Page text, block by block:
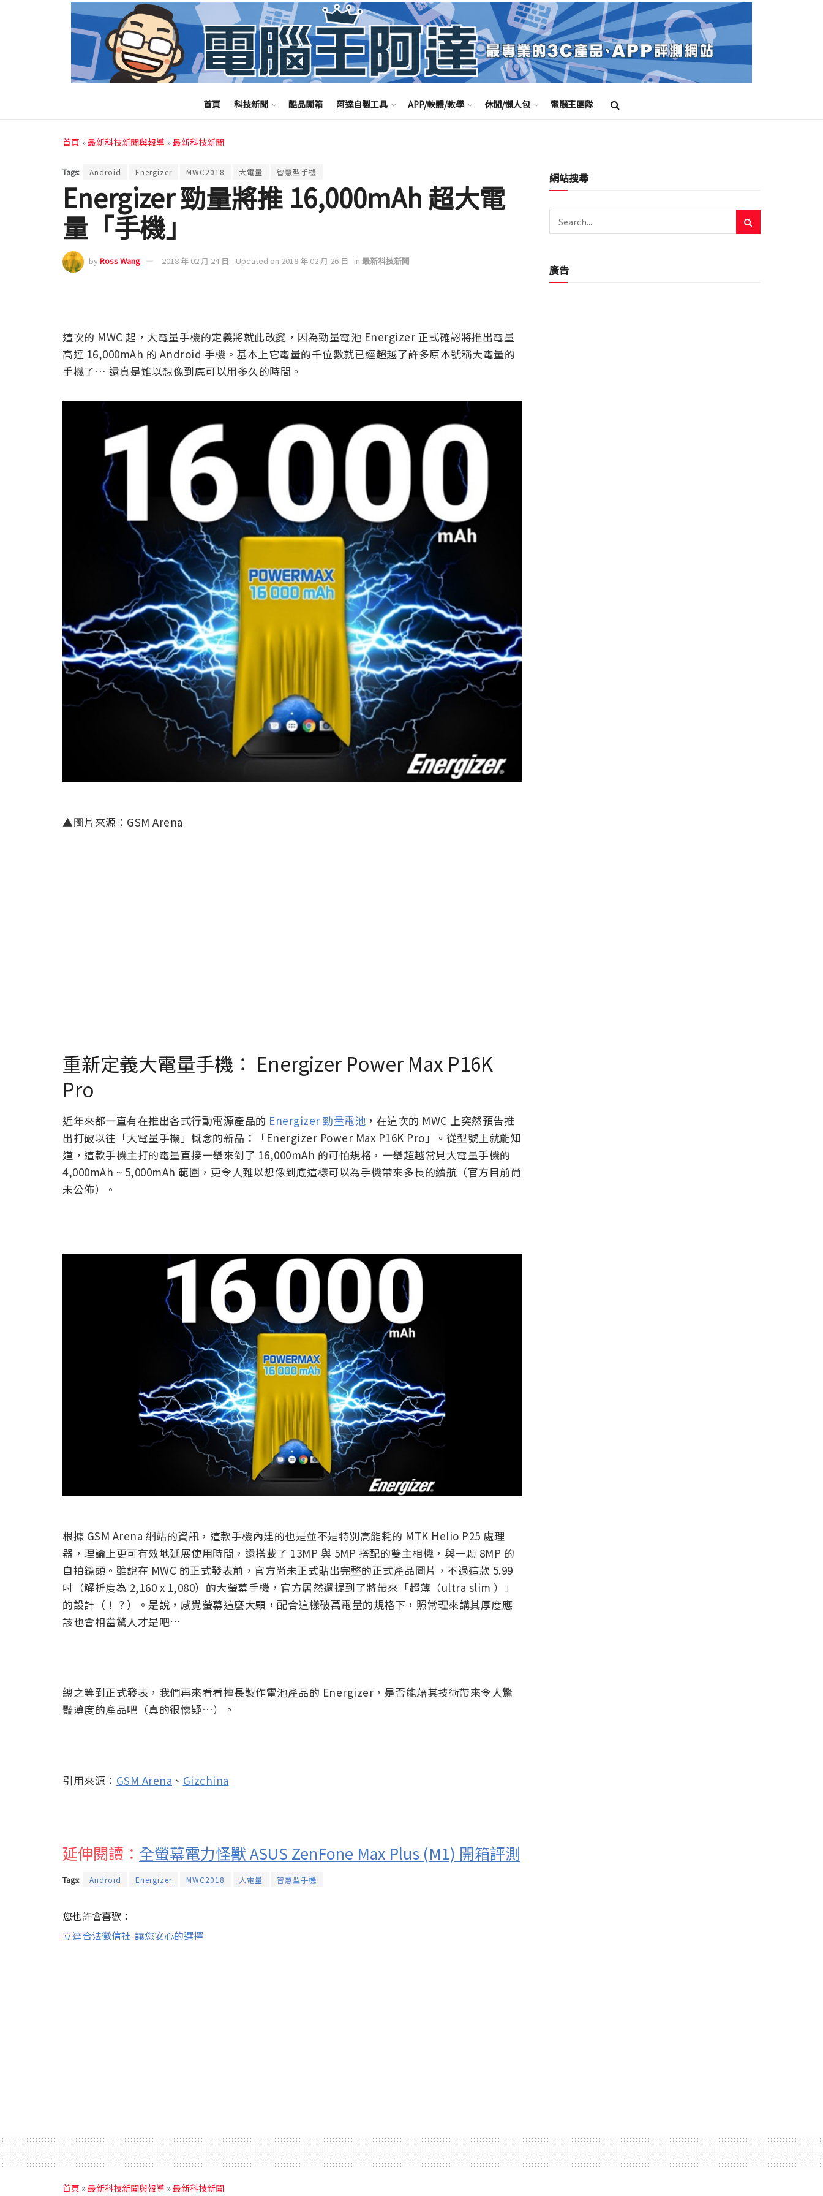
首頁 科技新聞 酷品開箱 阿達自製工具 APP/軟體/教學 休閒/懶人包 電腦王團隊
首頁 »最新科技新聞與報導 »最新科技新聞
Tags: Android Energizer MWC2018 大電量 智慧型手機
Energizer 勁量將推 16,000mAh 超大電
量「手機」
byRoss Wang 2018 年 02 月 24 日 - Updated on 2018 年 02 月 26 日 in 最新科技新聞
這次的 MWC 起，大電量手機的定義將就此改變，因為勁量電池 Energizer 正式確認將推出電量
高達 16,000mAh 的 Android 手機。基本上它電量的千位數就已經超越了許多原本號稱大電量的
手機了… 還真是難以想像到底可以用多久的時間。
▲圖片來源：GSM Arena
重新定義大電量手機： Energizer Power Max P16K
Pro
近年來都一直有在推出各式行動電源產品的 Energizer 勁量電池 ，在這次的 MWC 上突然預告推
出打破以往「大電量手機」概念的新品：「Energizer Power Max P16K Pro」。從型號上就能知
道，這款手機主打的電量直接一舉來到了 16,000mAh 的可怕規格，一舉超越常見大電量手機的
4,000mAh ~ 5,000mAh 範圍，更令人難以想像到底這樣可以為手機帶來多長的續航（官方目前尚
未公佈）。
根據 GSM Arena 網站的資訊，這款手機內建的也是並不是特別高能耗的 MTK Helio P25 處理
器，理論上更可有效地延展使用時間，還搭載了 13MP 與 5MP 搭配的雙主相機，與一顆 8MP 的
自拍鏡頭。雖說在 MWC 的正式發表前，官方尚未正式貼出完整的正式產品圖片，不過這款 5.99
吋（解析度為 2,160 x 1,080）的大螢幕手機，官方居然還提到了將帶來「超薄（ultra slim ）」
的設計（！？）。是說，感覺螢幕這麼大顆，配合這樣破萬電量的規格下，照常理來講其厚度應
該也會相當驚人才是吧…
總之等到正式發表，我們再來看看擅長製作電池產品的 Energizer，是否能藉其技術帶來令人驚
豔薄度的產品吧（真的很懷疑…）。
引用來源： GSM Arena 、 Gizchina
延伸閱讀： 全螢幕電力怪獸 ASUS ZenFone Max Plus (M1) 開箱評測
Tags: Android Energizer MWC2018 大電量 智慧型手機
您也許會喜歡：
立達合法徵信社-讓您安心的選擇
網站搜尋
廣告
首頁 »最新科技新聞與報導 »最新科技新聞